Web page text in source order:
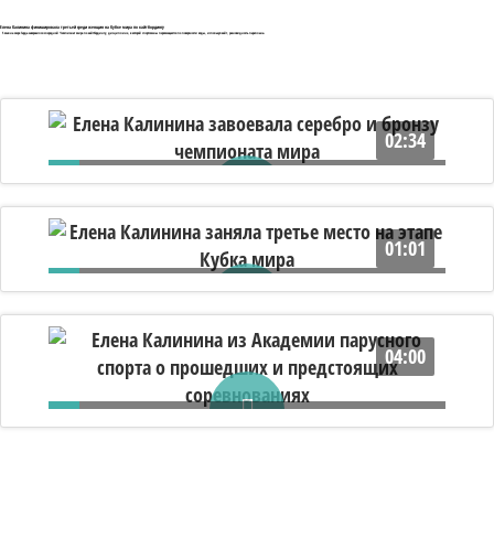
Елена Калинина финишировала третьей среди женщин на Кубке мира по кайтбордингу
5 мая на озере Гарда завершился очередной Чемпионат мира по кайтбордингу, дисциплине, в которой спортсмены перемещаются по поверхности воды, используя кайт, разновидность параплана.
02:34
Елена Калинина завоевала серебро и
бронзу чемпионата мира
01:01
Елена Калинина заняла третье место на
этапе Кубка мира
04:00